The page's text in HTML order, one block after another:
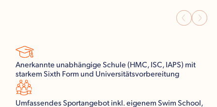
Anerkannte unabhängige Schule (HMC, ISC, IAPS) mit
starkem Sixth Form und Universitätsvorbereitung
Umfassendes Sportangebot inkl. eigenem Swim School,